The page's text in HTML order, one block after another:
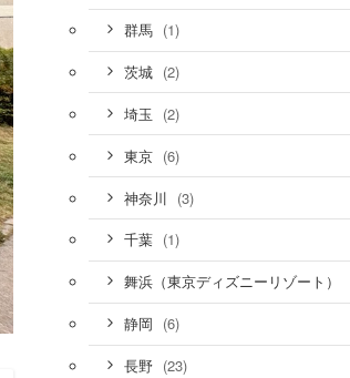
群馬 (1)
茨城 (2)
埼玉 (2)
東京 (6)
神奈川 (3)
千葉 (1)
舞浜（東京ディズニーリゾート）
静岡 (6)
長野 (23)